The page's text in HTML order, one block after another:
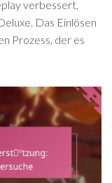
verbessert,
Das Einlösen
Prozess, der es